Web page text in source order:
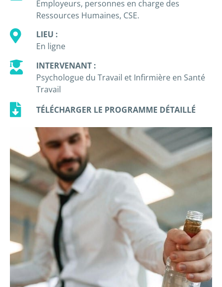
Employeurs, personnes en charge des
Ressources Humaines, CSE.
LIEU :
En ligne
INTERVENANT :
Psychologue du Travail et Infirmière en Santé
Travail
TÉLÉCHARGER LE PROGRAMME DÉTAILLÉ